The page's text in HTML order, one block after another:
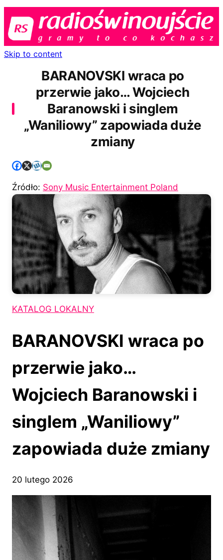
Skip to content
BARANOVSKI wraca po
przerwie jako… Wojciech
Baranowski i singlem
„Waniliowy” zapowiada duże
zmiany
Źródło: Sony Music Entertainment Poland
KATALOG LOKALNY
BARANOVSKI wraca po
przerwie jako…
Wojciech Baranowski i
singlem „Waniliowy”
zapowiada duże zmiany
20 lutego 2026